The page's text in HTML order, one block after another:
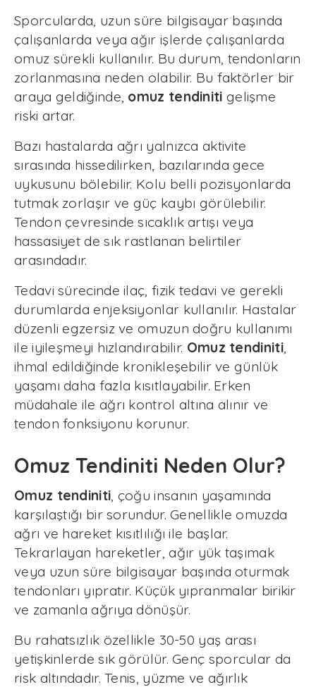
Sporcularda, uzun süre bilgisayar başında
çalışanlarda veya ağır işlerde çalışanlarda
omuz sürekli kullanılır. Bu durum, tendonların
zorlanmasına neden olabilir. Bu faktörler bir
araya geldiğinde, omuz tendiniti gelişme
riski artar.
Bazı hastalarda ağrı yalnızca aktivite
sırasında hissedilirken, bazılarında gece
uykusunu bölebilir. Kolu belli pozisyonlarda
tutmak zorlaşır ve güç kaybı görülebilir.
Tendon çevresinde sıcaklık artışı veya
hassasiyet de sık rastlanan belirtiler
arasındadır.
Tedavi sürecinde ilaç, fizik tedavi ve gerekli
durumlarda enjeksiyonlar kullanılır. Hastalar
düzenli egzersiz ve omuzun doğru kullanımı
ile iyileşmeyi hızlandırabilir. Omuz tendiniti,
ihmal edildiğinde kronikleşebilir ve günlük
yaşamı daha fazla kısıtlayabilir. Erken
müdahale ile ağrı kontrol altına alınır ve
tendon fonksiyonu korunur.
Omuz Tendiniti Neden Olur?
Omuz tendiniti, çoğu insanın yaşamında
karşılaştığı bir sorundur. Genellikle omuzda
ağrı ve hareket kısıtlılığı ile başlar.
Tekrarlayan hareketler, ağır yük taşımak
veya uzun süre bilgisayar başında oturmak
tendonları yıpratır. Küçük yıpranmalar birikir
ve zamanla ağrıya dönüşür.
Bu rahatsızlık özellikle 30-50 yaş arası
yetişkinlerde sık görülür. Genç sporcular da
risk altındadır. Tenis, yüzme ve ağırlık